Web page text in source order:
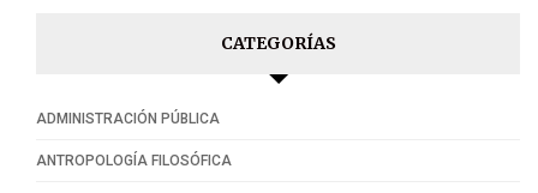
CATEGORÍAS
ADMINISTRACIÓN PÚBLICA
ANTROPOLOGÍA FILOSÓFICA